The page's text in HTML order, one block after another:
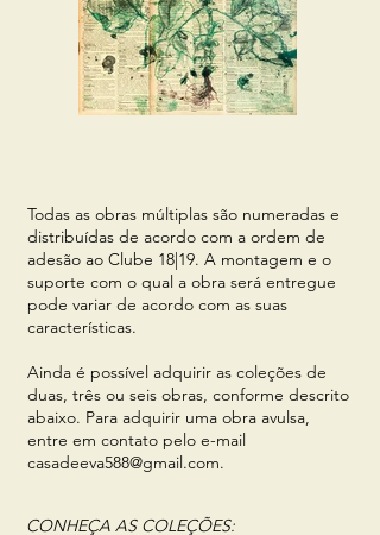
Todas as obras múltiplas são numeradas e
distribuídas de acordo com a ordem de
adesão ao Clube 18|19. A montagem e o
suporte com o qual a obra será entregue
pode variar de acordo com as suas
características.
Ainda é possível adquirir as coleções de
duas, três ou seis obras, conforme descrito
abaixo. Para adquirir uma obra avulsa,
entre em contato pelo e-mail
casadeeva588@gmail.com.
CONHEÇA AS COLEÇÕES: